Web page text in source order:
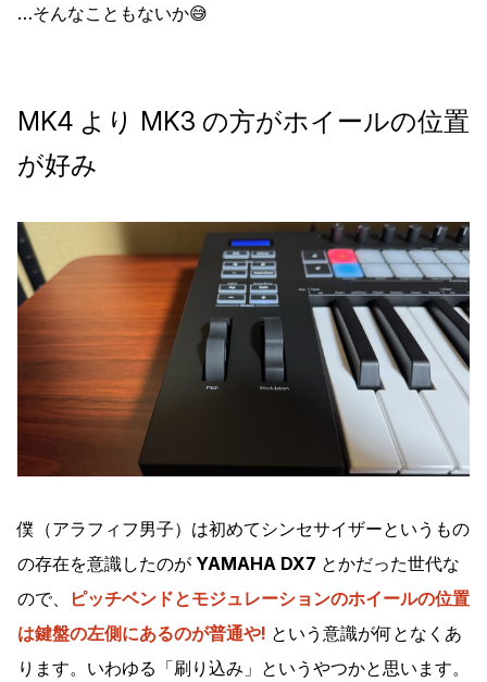
…そんなこともないか😅
MK4 より MK3 の方がホイールの位置
が好み
僕（アラフィフ男子）は初めてシンセサイザーというもの
の存在を意識したのが YAMAHA DX7 とかだった世代な
ので、
ピッチベンドとモジュレーションのホイールの位置
は鍵盤の左側にあるのが普通や! という意識が何となくあ
ります。いわゆる「刷り込み」というやつかと思います。